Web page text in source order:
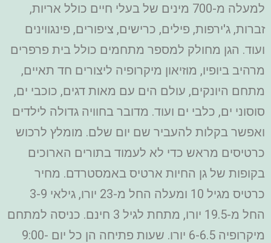
למעלה מ-700 מינים של בעלי חיים כולל אריות,
זברות, ג'ירפות, פילים, כרישים, ציפורים, פינגווינים
ועוד. הגן מחולק למספר מתחמים כולל בית פרפרים
מרהיב ביופיו, מוזיאון מיקרופיה ליצורים חד תאיים,
מתחם היונקים, עולם הים עם מאות דגים, כוכבי ים,
סוסוני ים, כלבי ים ועוד. מדובר בחוויה גדולה לילדים
ואפשר בקלות להעביר שם יום שלם. מומלץ לרכוש
כרטיסים מראש כדי לא לעמוד בתורים הארוכים
בקופות של גן החיות ארטיס באמסטרדם. מחיר
כרטיס מגיל 10 ומעלה החל מ-23 יורו, גילאי 3-9
החל מ-19.5 יורו, מתחת לגיל 3 חינם. כניסה למתחם
מיקרופיה 6-6.5 יורו. שעות פתיחה הן כל יום 9:00-